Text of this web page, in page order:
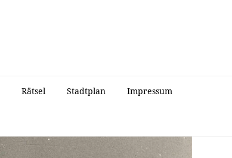
Rätsel Stadtplan Impressum